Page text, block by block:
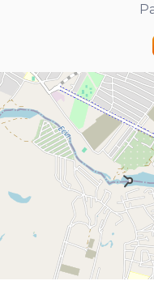
- служба
поддержки